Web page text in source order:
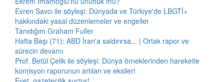
Evren Savcı ile söyleşi: Dünyada ve Türkiye'de LBGTİ+
hakkındaki yasal düzenlemeler ve engeller
Tanıdığım Graham Fuller
Hafta Başı (71): ABD İran'a saldırırsa... | Ortak rapor ve
sürecin devamı
Prof. Betül Çelik ile söyleşi: Dünya örneklerinden hareketle
komisyon raporunun artıları ve eksileri